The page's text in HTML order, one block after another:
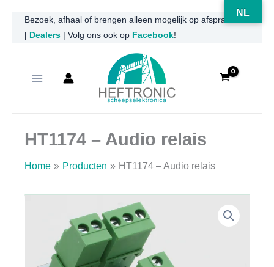
naar
inhoud
Bezoek, afhaal of brengen alleen mogelijk op afspraak
Dealers | Volg ons ook op Facebook!
HT1174 – Audio relais
Home Producten HT1174 – Audio relais
NL